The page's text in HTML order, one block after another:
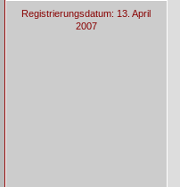
Registrierungsdatum: 13. April
2007